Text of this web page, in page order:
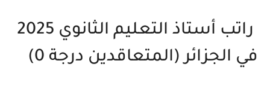
راتب أستاذ التعليم الثانوي 2025
في الجزائر (المتعاقدين درجة 0)